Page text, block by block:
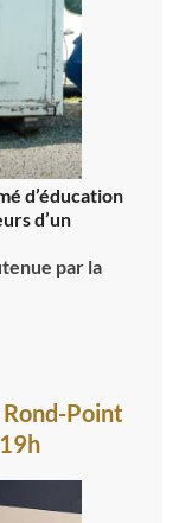
d’éducation
d’un
par la
Point